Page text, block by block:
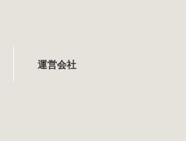
運営会社